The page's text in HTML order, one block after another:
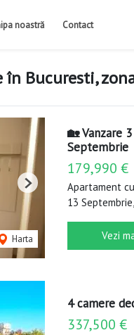
noastră Contact
Bucuresti,
Harta
Next
🏡 Vanzare
Septembrie
179,990 €
Apartament
13
Vezi
4 camere
337,500 €